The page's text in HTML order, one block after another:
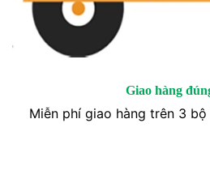
Giao hàng
Miễn phí giao hàng trên 3